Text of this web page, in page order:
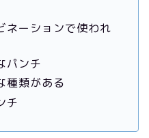
ネーションで使われ
パンチ
種類がある
チ